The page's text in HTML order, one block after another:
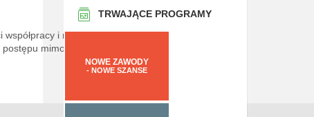
współpracy i rynki
mimo
TRWAJĄCE PROGRAMY
NOWE ZAWODY
- NOWE SZANSE